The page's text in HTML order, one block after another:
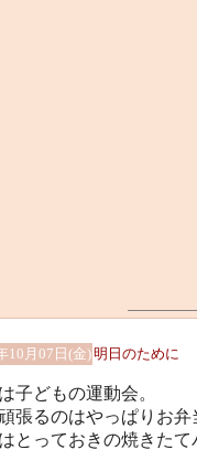
10月07日(金)明日のために
子どもの運動会。
張るのはやっぱりお弁
とっておきの焼きた